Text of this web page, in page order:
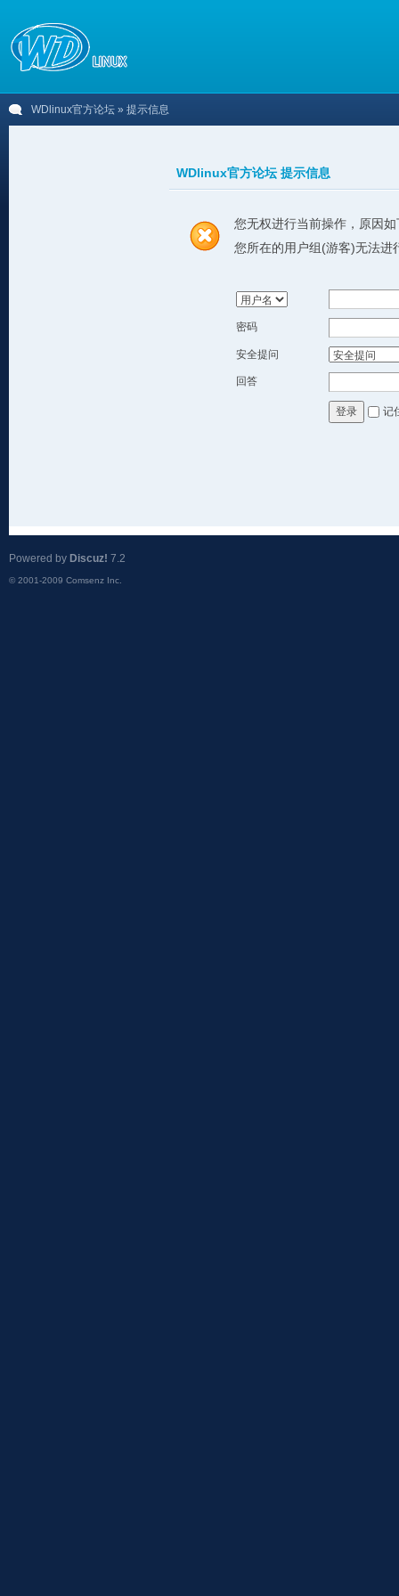
WDlinux官方论坛 » 提示信息
WDlinux官方论坛 提示信息
您无权进行当前操作，原因如
您所在的用户组(游客)无法进
密码
安全提问
回答
登录 记
Powered by Discuz! 7.2
© 2001-2009 Comsenz Inc.